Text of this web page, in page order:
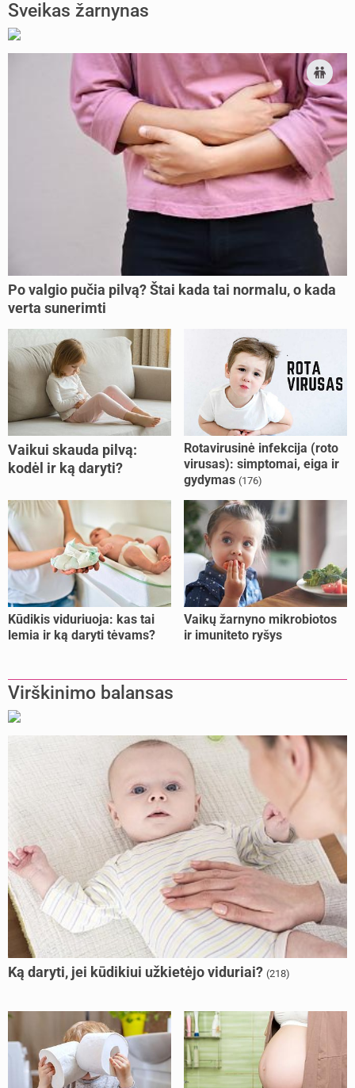
Sveikas žarnynas
Po valgio pučia pilvą? Štai kada tai normalu, o kada
verta sunerimti
Vaikui skauda pilvą:
kodėl ir ką daryti?
Rotavirusinė infekcija (roto
virusas): simptomai, eiga ir
gydymas (176)
Kūdikis viduriuoja: kas tai
lemia ir ką daryti tėvams?
Vaikų žarnyno mikrobiotos
ir imuniteto ryšys
Virškinimo balansas
Ką daryti, jei kūdikiui užkietėjo viduriai? (218)